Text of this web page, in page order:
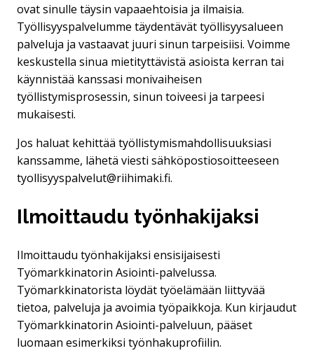
ovat sinulle täysin vapaaehtoisia ja ilmaisia.
Työllisyyspalvelumme täydentävät työllisyysalueen
palveluja ja vastaavat juuri sinun tarpeisiisi. Voimme
keskustella sinua mietityttävistä asioista kerran tai
käynnistää kanssasi monivaiheisen
työllistymisprosessin, sinun toiveesi ja tarpeesi
mukaisesti.
Jos haluat kehittää työllistymismahdollisuuksiasi
kanssamme, lähetä viesti sähköpostiosoitteeseen
tyollisyyspalvelut@riihimaki.fi.
Ilmoittaudu työnhakijaksi
Ilmoittaudu työnhakijaksi ensisijaisesti
Työmarkkinatorin Asiointi-palvelussa.
Työmarkkinatorista löydät työelämään liittyvää
tietoa, palveluja ja avoimia työpaikkoja. Kun kirjaudut
Työmarkkinatorin Asiointi-palveluun, pääset
luomaan esimerkiksi työnhakuprofiilin.